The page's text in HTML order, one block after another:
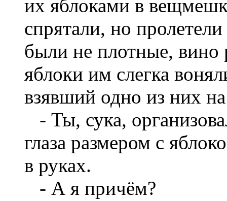
их яблоками в
спрятали, но
были не плотные, вино
яблоки им слегка
взявший одно из них
- Ты, сука,
глаза размером с
в руках.
- А я причём?